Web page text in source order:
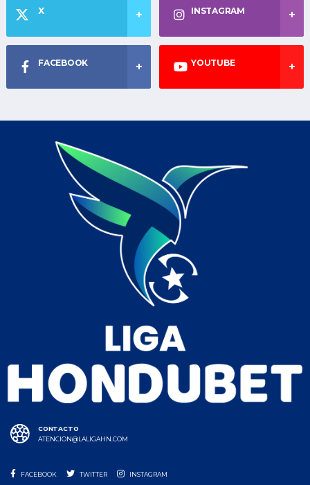
X INSTAGRAM
FACEBOOK YOUTUBE
CONTACTO
ATENCION@LALIGAHN.COM
FACEBOOK TWITTER INSTAGRAM